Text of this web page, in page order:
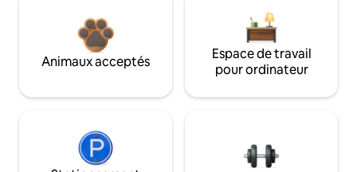
Animaux acceptés
Espace de travail
pour ordinateur